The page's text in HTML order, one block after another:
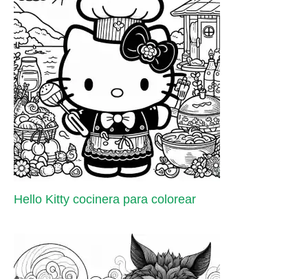
Hello Kitty cocinera para colorear